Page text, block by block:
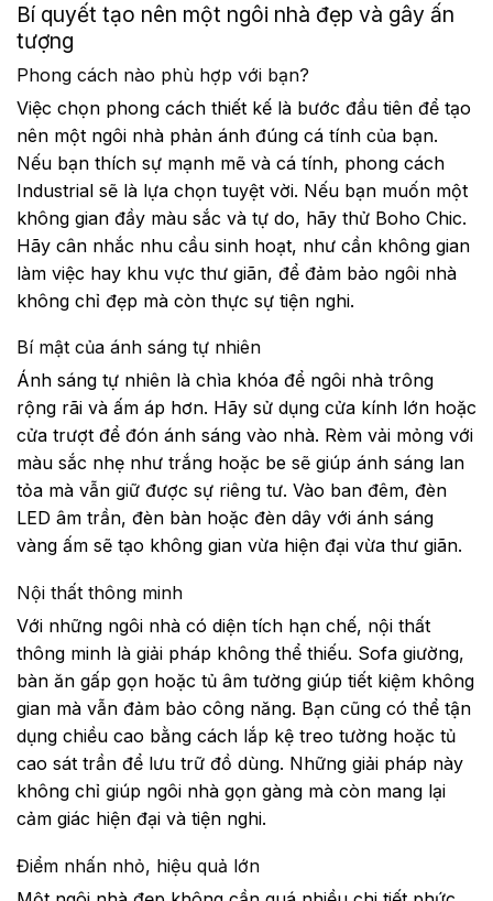
Bí quyết tạo nên một ngôi nhà đẹp và gây ấn
tượng
Phong cách nào phù hợp với bạn?
Việc chọn phong cách thiết kế là bước đầu tiên để tạo
nên một ngôi nhà phản ánh đúng cá tính của bạn.
Nếu bạn thích sự mạnh mẽ và cá tính, phong cách
Industrial sẽ là lựa chọn tuyệt vời. Nếu bạn muốn một
không gian đầy màu sắc và tự do, hãy thử Boho Chic.
Hãy cân nhắc nhu cầu sinh hoạt, như cần không gian
làm việc hay khu vực thư giãn, để đảm bảo ngôi nhà
không chỉ đẹp mà còn thực sự tiện nghi.
Bí mật của ánh sáng tự nhiên
Ánh sáng tự nhiên là chìa khóa để ngôi nhà trông
rộng rãi và ấm áp hơn. Hãy sử dụng cửa kính lớn hoặc
cửa trượt để đón ánh sáng vào nhà. Rèm vải mỏng với
màu sắc nhẹ như trắng hoặc be sẽ giúp ánh sáng lan
tỏa mà vẫn giữ được sự riêng tư. Vào ban đêm, đèn
LED âm trần, đèn bàn hoặc đèn dây với ánh sáng
vàng ấm sẽ tạo không gian vừa hiện đại vừa thư giãn.
Nội thất thông minh
Với những ngôi nhà có diện tích hạn chế, nội thất
thông minh là giải pháp không thể thiếu. Sofa giường,
bàn ăn gấp gọn hoặc tủ âm tường giúp tiết kiệm không
gian mà vẫn đảm bảo công năng. Bạn cũng có thể tận
dụng chiều cao bằng cách lắp kệ treo tường hoặc tủ
cao sát trần để lưu trữ đồ dùng. Những giải pháp này
không chỉ giúp ngôi nhà gọn gàng mà còn mang lại
cảm giác hiện đại và tiện nghi.
Điểm nhấn nhỏ, hiệu quả lớn